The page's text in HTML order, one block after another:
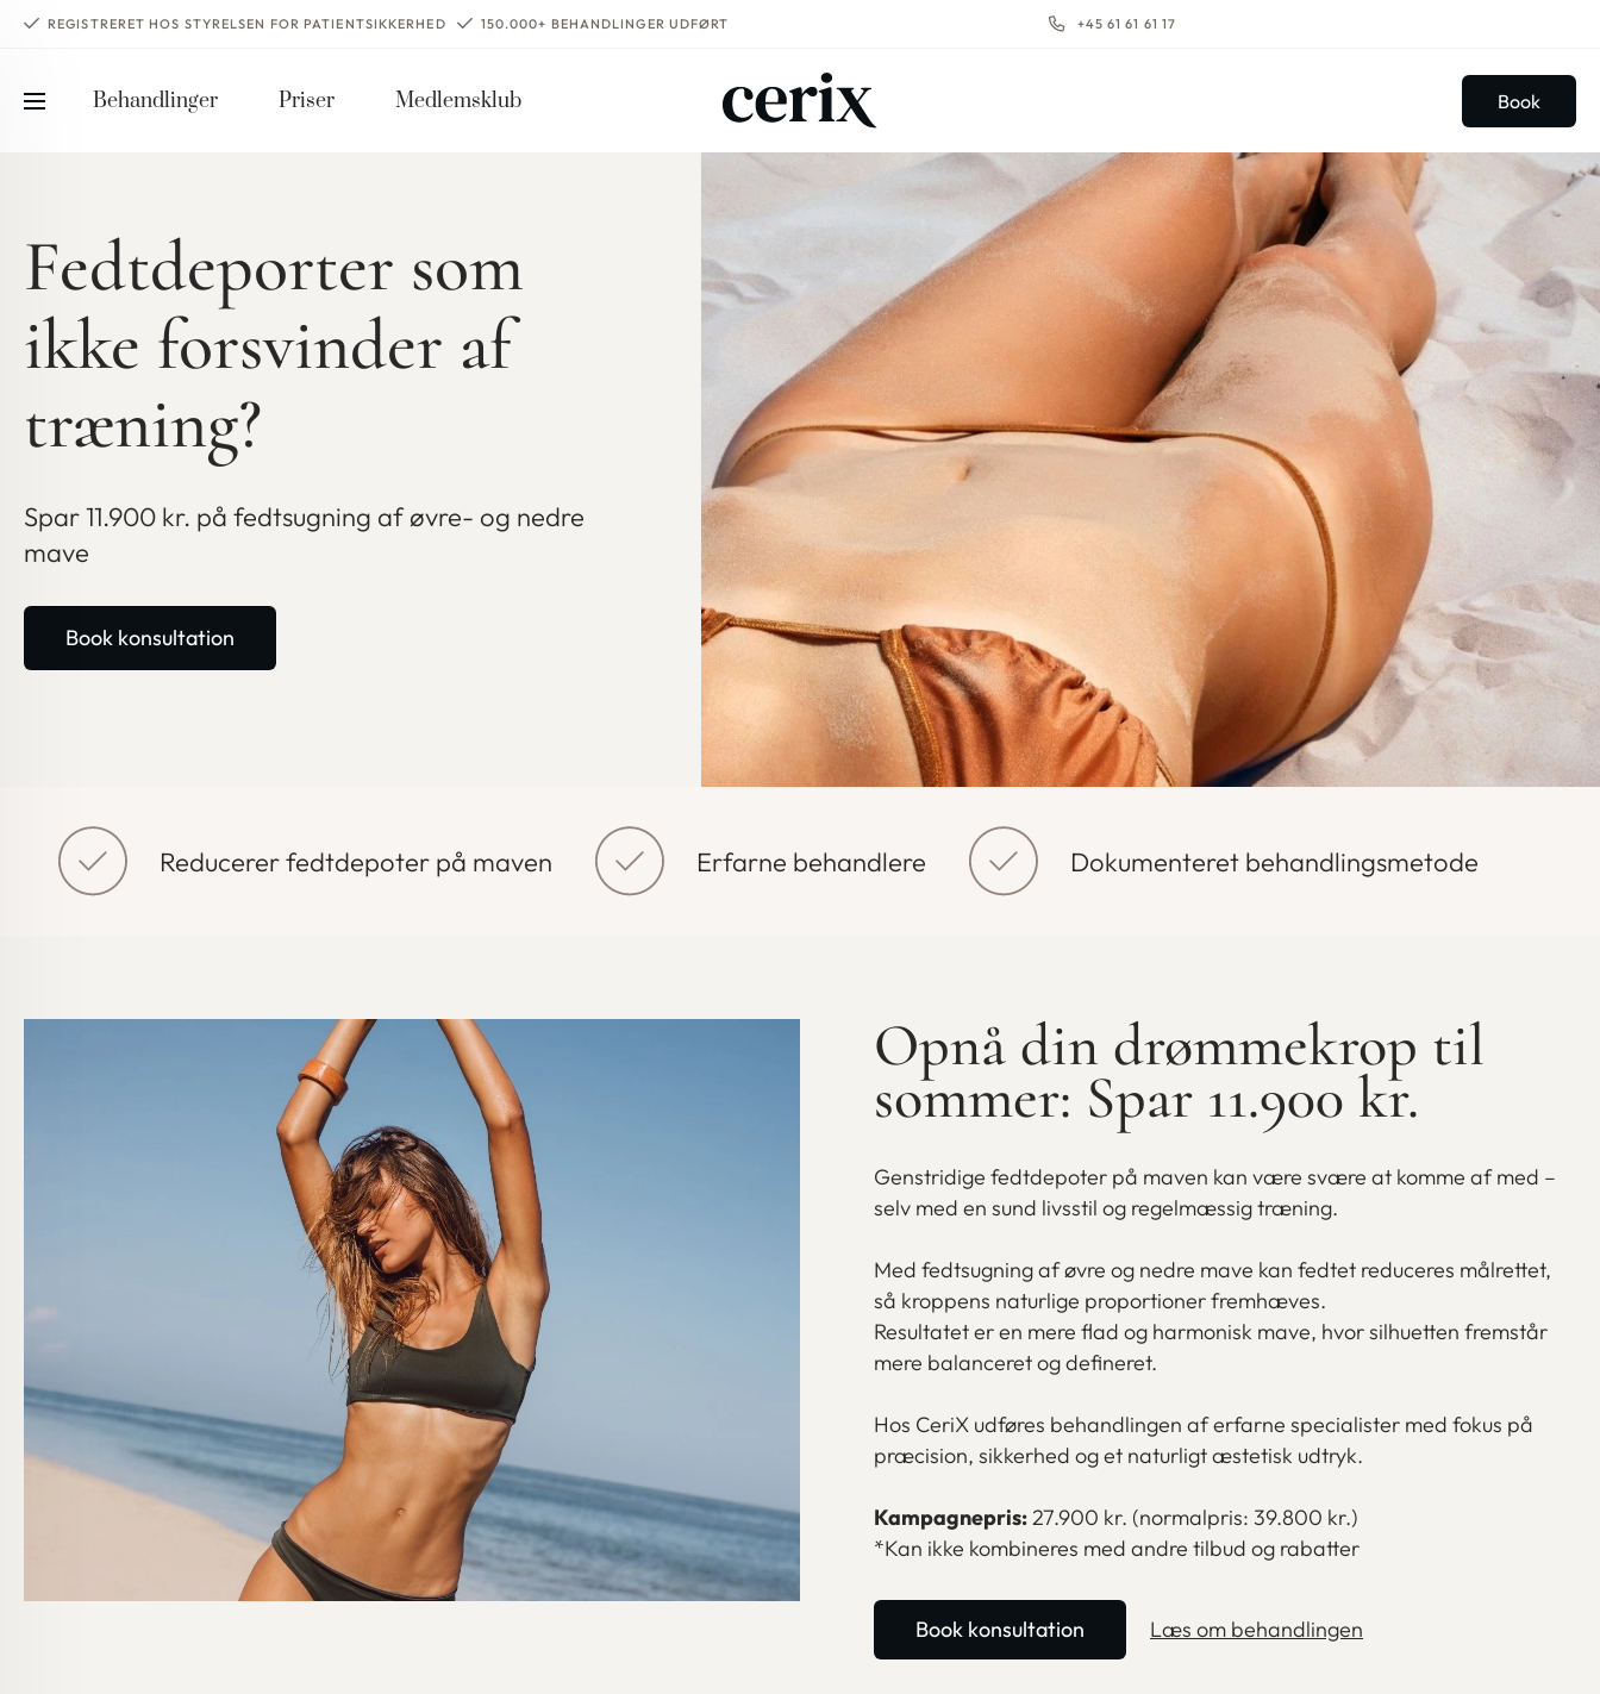
REGISTRERET HOS STYRELSEN FOR PATIENTSIKKERHED 150.000+ BEHANDLINGER UDFØRT +45 61 61 61 17
Behandlinger Priser Medlemsklub Book
Fedtdeporter som
ikke forsvinder af
træning?
Spar 11.900 kr. på fedtsugning af øvre- og nedre
mave
Book konsultation
Reducerer fedtdepoter på maven Erfarne behandlere Dokumenteret behandlingsmetode
Opnå din drømmekrop til
sommer: Spar 11.900 kr.
Genstridige fedtdepoter på maven kan være svære at komme af med –
selv med en sund livsstil og regelmæssig træning.
Med fedtsugning af øvre og nedre mave kan fedtet reduceres målrettet,
så kroppens naturlige proportioner fremhæves.
Resultatet er en mere flad og harmonisk mave, hvor silhuetten fremstår
mere balanceret og defineret.
Hos CeriX udføres behandlingen af erfarne specialister med fokus på
præcision, sikkerhed og et naturligt æstetisk udtryk.
Kampagnepris:27.900 kr. (normalpris: 39.800 kr.)
*Kan ikke kombineres med andre tilbud og rabatter
Book konsultation Læs om behandlingen